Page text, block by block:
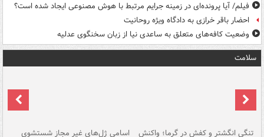
فیلم/ آیا پرونده‌ای در زمینه جرایم مرتبط با هوش مصنوعی ایجاد شده است؟
احضار باقر خرازی به دادگاه ویژه روحانیت
وضعیت کافه‌های متعلق به ساعدی نیا از زبان سخنگوی عدلیه
سلامت
تنگی انگشتر و کفش در گرما؛ واکنش اسامی ژل‌های غیر مجاز شستشوی